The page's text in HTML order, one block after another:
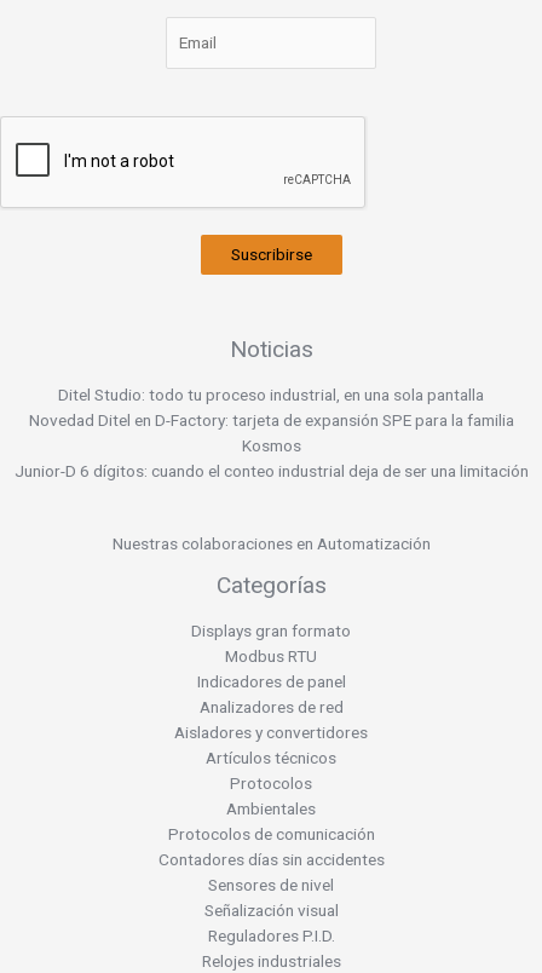
Suscribirse
Noticias
Ditel Studio: todo tu proceso industrial, en una sola pantalla
Novedad Ditel en D-Factory: tarjeta de expansión SPE para la familia
Kosmos
Junior-D 6 dígitos: cuando el conteo industrial deja de ser una limitación
Nuestras colaboraciones en Automatización
Categorías
Displays gran formato
Modbus RTU
Indicadores de panel
Analizadores de red
Aisladores y convertidores
Artículos técnicos
Protocolos
Ambientales
Protocolos de comunicación
Contadores días sin accidentes
Sensores de nivel
Señalización visual
Reguladores P.I.D.
Relojes industriales